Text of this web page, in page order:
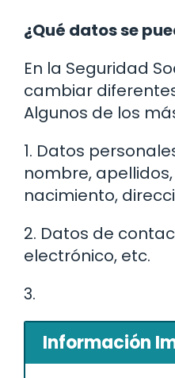
¿Qué datos se
En la Seguridad
cambiar
Algunos de los
1. Datos
nombre,
nacimiento,
2. Datos de
electrónico, etc.
3.
Información